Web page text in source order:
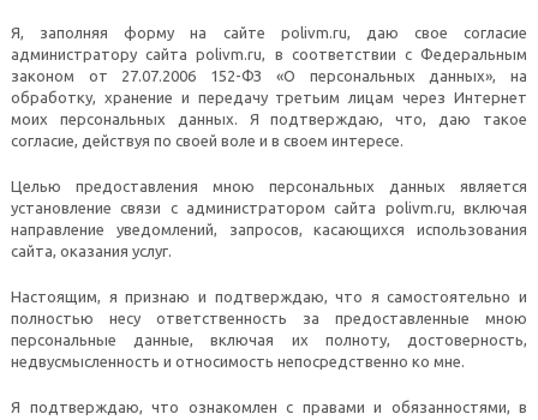
Я, заполняя форму на сайте polivm.ru, даю свое согласие
администратору сайта polivm.ru, в соответствии с Федеральным
законом от 27.07.2006 152-ФЗ «О персональных данных», на
обработку, хранение и передачу третьим лицам через Интернет
моих персональных данных. Я подтверждаю, что, даю такое
согласие, действуя по своей воле и в своем интересе.
Целью предоставления мною персональных данных является
установление связи с администратором сайта polivm.ru, включая
направление уведомлений, запросов, касающихся использования
сайта, оказания услуг.
Настоящим, я признаю и подтверждаю, что я самостоятельно и
полностью несу ответственность за предоставленные мною
персональные данные, включая их полноту, достоверность,
недвусмысленность и относимость непосредственно ко мне.
Я подтверждаю, что ознакомлен с правами и обязанностями, в